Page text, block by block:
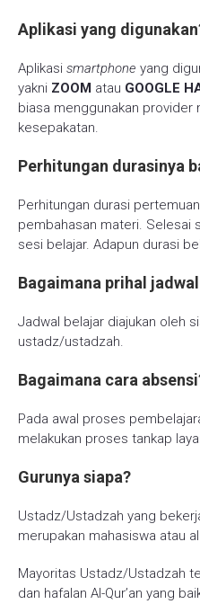
Aplikasi yang
Aplikasi smartphone yang
yakni ZOOM atau GOOGLE
biasa menggunakan provider
kesepakatan.
Perhitungan durasinya
Perhitungan durasi
pembahasan materi. Selesai
sesi belajar. Adapun durasi
Bagaimana prihal
Jadwal belajar diajukan oleh
ustadz/ustadzah.
Bagaimana cara
Pada awal proses
melakukan proses tankap
Gurunya siapa?
Ustadz/Ustadzah yang
merupakan mahasiswa atau
Mayoritas Ustadz/Ustadzah
dan hafalan Al-Qur’an yang